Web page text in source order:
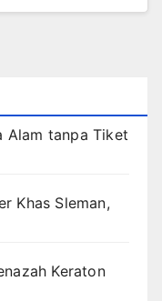
Alam tanpa Tiket
Khas Sleman,
Keraton